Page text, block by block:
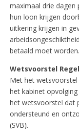
maximaal drie dagen
hun loon krijgen
uitkering krijgen in
betaald moet worden.
Wetsvoorstel
Met het wetsvoorstel
het kabinet
het wetsvoorstel dat
ondersteund en
(SVB).